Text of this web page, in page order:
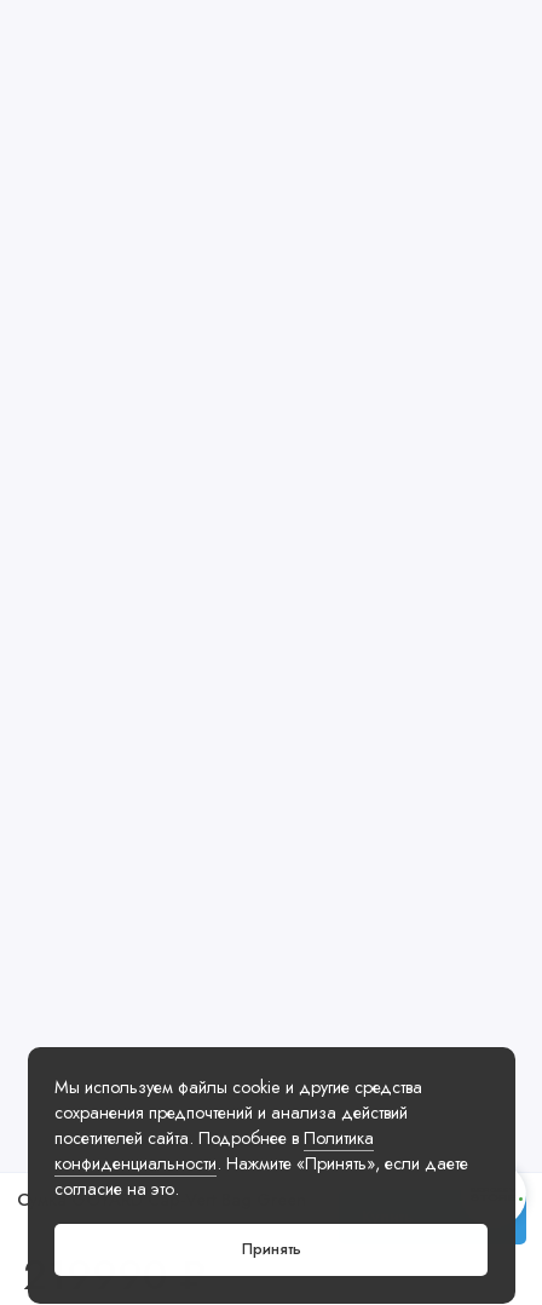
Сумка GOYARD Cap-Vert Bag Green
219990 ₽
Мы используем файлы cookie и другие средства
сохранения предпочтений и анализа действий
посетителей сайта. Подробнее в Политика
конфиденциальности. Нажмите «Принять», если даете
согласие на это.
Принять